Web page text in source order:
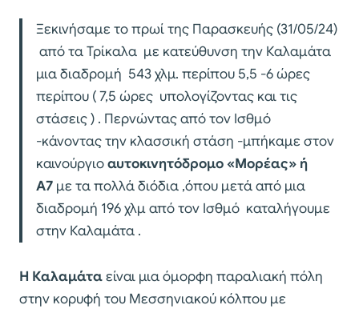
Ξεκινήσαμε το πρωί της Παρασκευής (31/05/24)
από τα Τρίκαλα με κατεύθυνση την Καλαμάτα
μια διαδρομή 543 χλμ. περίπου 5,5 -6 ώρες
περίπου ( 7,5 ώρες υπολογίζοντας και τις
στάσεις ) . Περνώντας από τον Ισθμό
-κάνοντας την κλασσική στάση -μπήκαμε στον
καινούργιοαυτοκινητόδρομο «Μορέας» ή
Α7 με τα πολλά διόδια ,όπου μετά από μια
διαδρομή 196 χλμ από τον Ισθμό καταλήγουμε
στην Καλαμάτα .
Η Καλαμάταείναι μια όμορφη παραλιακή πόλη
στην κορυφή του Μεσσηνιακού κόλπου με